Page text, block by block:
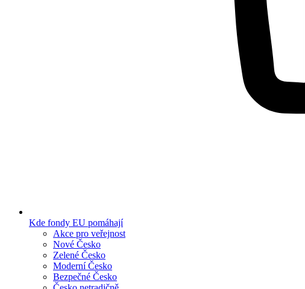
Kde fondy EU pomáhají
Akce pro veřejnost
Nové Česko
Zelené Česko
Moderní Česko
Bezpečné Česko